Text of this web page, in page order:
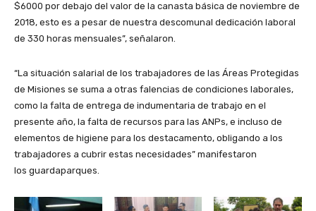
$6000 por debajo del valor de la canasta básica de noviembre de
2018, esto es a pesar de nuestra descomunal dedicación laboral
de 330 horas mensuales”, señalaron.
“La situación salarial de los trabajadores de las Áreas Protegidas
de Misiones se suma a otras falencias de condiciones laborales,
como la falta de entrega de indumentaria de trabajo en el
presente año, la falta de recursos para las ANPs, e incluso de
elementos de higiene para los destacamento, obligando a los
trabajadores a cubrir estas necesidades” manifestaron
los guardaparques.